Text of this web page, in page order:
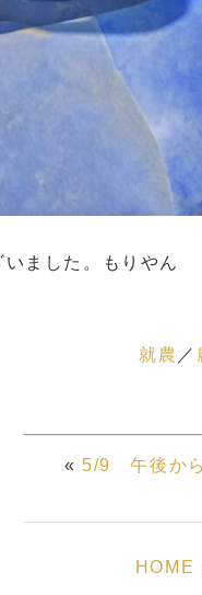
ました。もりやん
就農
« 5/9 午後から
HOME